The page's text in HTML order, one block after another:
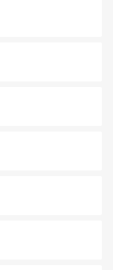
める外せないスポット